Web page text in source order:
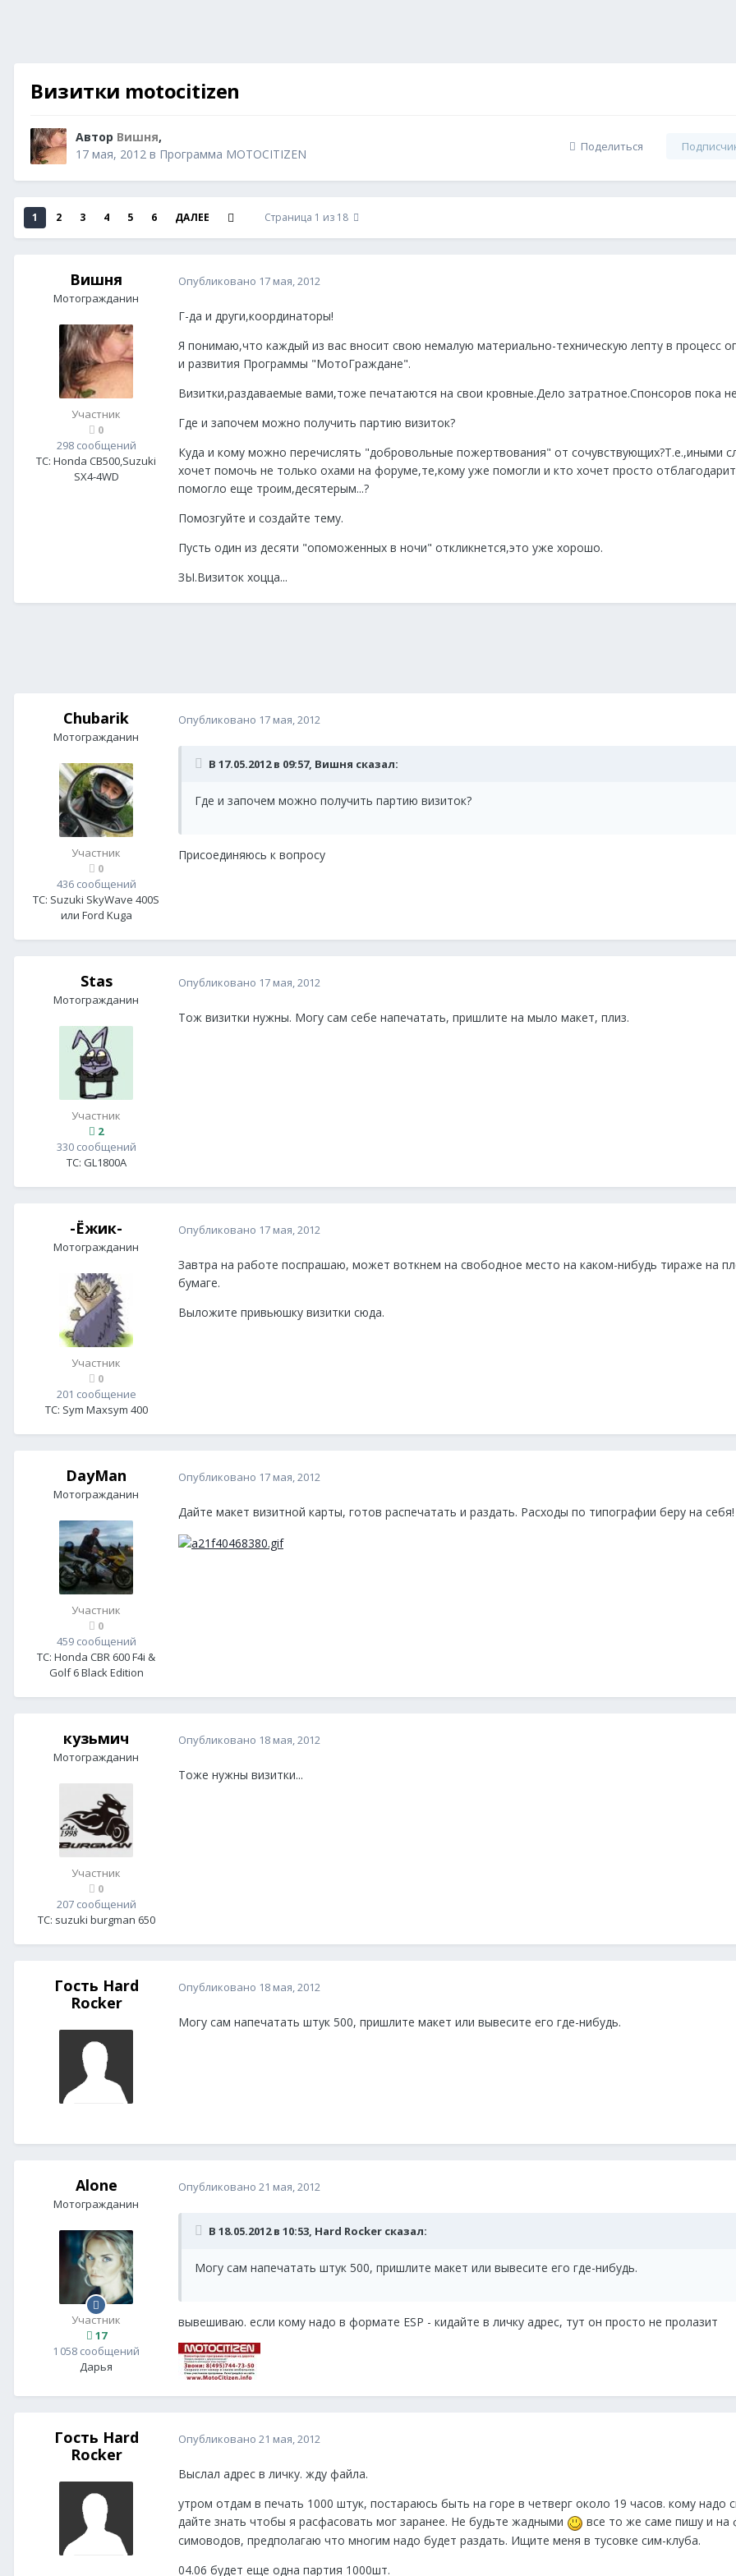
Визитки motocitizen
Автор Вишня,
17 мая, 2012 в Программа MOTOCITIZEN Поделиться
1 2 3 4 5 6 ДАЛЕЕ Страница 1 из 18
Вишня
Мотогражданин
Участник
0
298 сообщений
ТС: Honda CB500,Suzuki
SX4-4WD
Опубликовано 17 мая, 2012
Г-да и други,координаторы!
Я понимаю,что каждый из вас вносит свою немалую материально-техническую лепту в процесс
и развития Программы "МотоГраждане".
Визитки,раздаваемые вами,тоже печатаются на свои кровные.Дело затратное.Спонсоров пока
Где и започем можно получить партию визиток?
Куда и кому можно перечислять "добровольные пожертвования" от сочувствующих?Т.е.,иными
хочет помочь не только охами на форуме,те,кому уже помогли и кто хочет просто
помогло еще троим,десятерым...?
Помозгуйте и создайте тему.
Пусть один из десяти "опоможенных в ночи" откликнется,это уже хорошо.
ЗЫ.Визиток хоцца...
Chubarik
Мотогражданин
Участник
0
436 сообщений
ТС: Suzuki SkyWave 400S
или Ford Kuga
Опубликовано 17 мая, 2012
В 17.05.2012 в 09:57, Вишня сказал:
Где и започем можно получить партию визиток?
Присоединяюсь к вопросу
Stas
Мотогражданин
Участник
2
330 сообщений
ТС: GL1800А
Опубликовано 17 мая, 2012
Тож визитки нужны. Могу сам себе напечатать, пришлите на мыло макет, плиз.
-Ёжик-
Мотогражданин
Участник
0
201 сообщение
ТС: Sym Maxsym 400
Опубликовано 17 мая, 2012
Завтра на работе поспрашаю, может воткнем на свободное место на каком-нибудь тираже на
бумаге.
Выложите привьюшку визитки сюда.
DayMan
Мотогражданин
Участник
0
459 сообщений
ТС: Honda CBR 600 F4i &
Golf 6 Black Edition
Опубликовано 17 мая, 2012
Дайте макет визитной карты, готов распечатать и раздать. Расходы по типографии беру на себя!
кузьмич
Мотогражданин
Участник
0
207 сообщений
ТС: suzuki burgman 650
Опубликовано 18 мая, 2012
Тоже нужны визитки...
Гость Hard
Rocker
Опубликовано 18 мая, 2012
Могу сам напечатать штук 500, пришлите макет или вывесите его где-нибудь.
Alone
Мотогражданин
Участник
17
1 058 сообщений
Дарья
Опубликовано 21 мая, 2012
В 18.05.2012 в 10:53, Hard Rocker сказал:
Могу сам напечатать штук 500, пришлите макет или вывесите его где-нибудь.
вывешиваю. если кому надо в формате ESP - кидайте в личку адрес, тут он просто не пролазит
Гость Hard
Rocker
Опубликовано 21 мая, 2012
Выслал адрес в личку. жду файла.
утром отдам в печать 1000 штук, постараюсь быть на горе в четверг около 19 часов. кому надо
дайте знать чтобы я расфасовать мог заранее. Не будьте жадными
все то же саме пишу и на
симоводов, предполагаю что многим надо будет раздать. Ищите меня в тусовке сим-клуба.
04.06 будет еще одна партия 1000шт.